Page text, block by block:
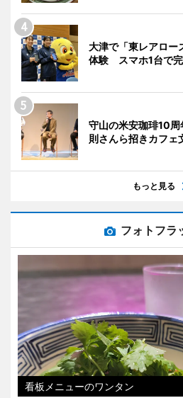
大津で「東レアロ
体験 スマホ1台で
守山の米安珈琲10
則さんら招きカフェ
もっと見る
フォトフラ
看板メニューのワンタン